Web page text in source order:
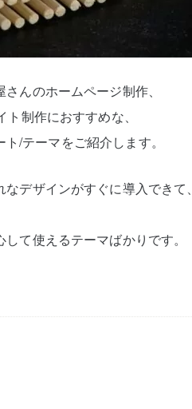
んのホームページ制作、
制作におすすめな、
/テーマをご紹介します。
デザインがすぐに導入できて、
て使えるテーマばかりです。